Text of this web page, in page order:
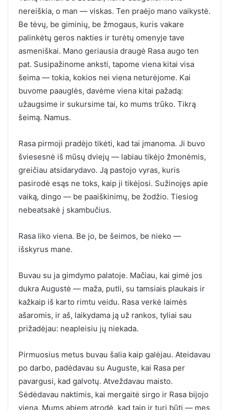
nereiškia, o man — viskas. Ten praėjo mano vaikystė.
Be tėvų, be giminių, be žmogaus, kuris vakare
palinkėtų geros nakties ir turėtų omenyje tave
asmeniškai. Mano geriausia draugė Rasa augo ten
pat. Susipažinome anksti, tapome viena kitai visa
šeima — tokia, kokios nei viena neturėjome. Kai
buvome paauglės, davėme viena kitai pažadą:
užaugsime ir sukursime tai, ko mums trūko. Tikrą
šeimą. Namus.
Rasa pirmoji pradėjo tikėti, kad tai įmanoma. Ji buvo
šviesesnė iš mūsų dviejų — labiau tikėjo žmonėmis,
greičiau atsidarydavo. Ją pastojo vyras, kuris
pasirodė esąs ne toks, kaip ji tikėjosi. Sužinojęs apie
vaiką, dingo — be paaiškinimų, be žodžio. Tiesiog
nebeatsakė į skambučius.
Rasa liko viena. Be jo, be šeimos, be nieko —
išskyrus mane.
Buvau su ja gimdymo palatoje. Mačiau, kai gimė jos
dukra Augustė — maža, putli, su tamsiais plaukais ir
kažkaip iš karto rimtu veidu. Rasa verkė laimės
ašaromis, ir aš, laikydama ją už rankos, tyliai sau
prižadėjau: neapleisiu jų niekada.
Pirmuosius metus buvau šalia kaip galėjau. Ateidavau
po darbo, padėdavau su Auguste, kai Rasa per
pavargusi, kad galvotų. Atveždavau maisto.
Sėdėdavau naktimis, kai mergaitė sirgo ir Rasa bijojo
viena. Mums abiem atrodė, kad taip ir turi būti — mes